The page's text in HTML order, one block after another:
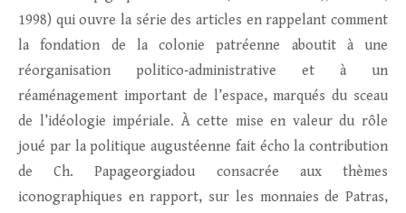
1998) qui ouvre la série des articles en rappelant comment
la fondation de la colonie patréenne aboutit à une
réorganisation politico‑administrative et à un
réaménagement important de l’espace, marqués du sceau
de l’idéologie impériale. À cette mise en valeur du rôle
joué par la politique augustéenne fait écho la contribution
de Ch. Papageorgiadou consacrée aux thèmes
iconographiques en rapport, sur les monnaies de Patras,